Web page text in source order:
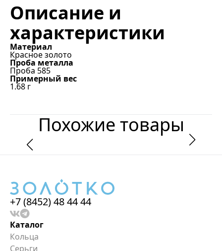
Описание и
характеристики
Материал
Красное золото
Проба металла
Проба 585
Примерный вес
1.68 г
Похожие товары
+7 (8452) 48 44 44
Каталог
Кольца
Серьги